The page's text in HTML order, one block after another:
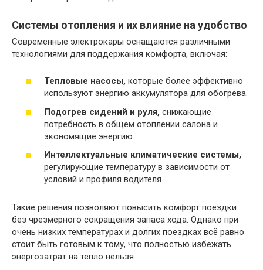
Системы отопления и их влияние на удобство
Современные электрокары оснащаются различными
технологиями для поддержания комфорта, включая:
Тепловые насосы, которые более эффективно
используют энергию аккумулятора для обогрева.
Подогрев сидений и руля, снижающие
потребность в общем отоплении салона и
экономящие энергию.
Интеллектуальные климатические системы,
регулирующие температуру в зависимости от
условий и профиля водителя.
Такие решения позволяют повысить комфорт поездки
без чрезмерного сокращения запаса хода. Однако при
очень низких температурах и долгих поездках всё равно
стоит быть готовым к тому, что полностью избежать
энергозатрат на тепло нельзя.